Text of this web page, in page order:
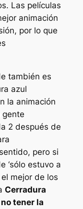
Las películas
animación
por lo que
también es
azul
la animación
gente
2 después de
pero si
‘sólo estuvo a
mejor de los
Cerradura
tener la